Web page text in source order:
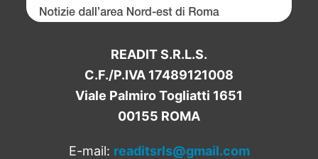
READIT S.R.L.S.
C.F./P.IVA 17489121008
Viale Palmiro Togliatti 1651
00155 ROMA
E-mail: readitsrls@gmail.com